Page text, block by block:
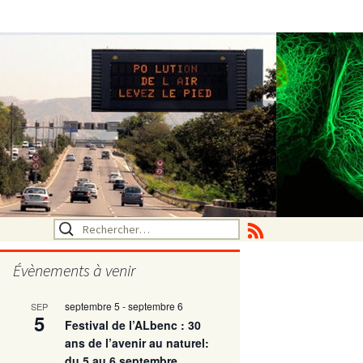
Rechercher :
Évènements à venir
SEP
5
septembre 5 -septembre 6
Festival de l’ALbenc : 30
ans de l’avenir au naturel: